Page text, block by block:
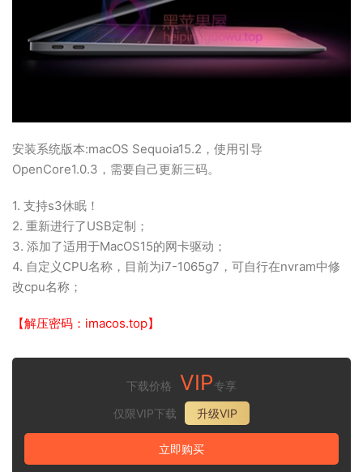
安装系统版本:macOS Sequoia15.2，使用引导
OpenCore1.0.3，需要自己更新三码。
1. 支持s3休眠！
2. 重新进行了USB定制；
3. 添加了适用于MacOS15的网卡驱动；
4. 自定义CPU名称，目前为i7-1065g7，可自行在nvram中修
改cpu名称；
【解压密码：imacos.top】
下载价格 VIP专享
仅限VIP下载
升级VIP
立即购买